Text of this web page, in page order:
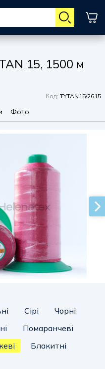
15, 1500 м
Код: TYTAN15/2615
Фото
Сірі
Чорні
Помаранчеві
Блакитні